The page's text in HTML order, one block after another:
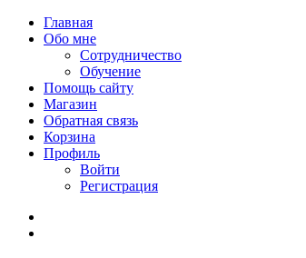
Главная
Обо мне
Сотрудничество
Обучение
Помощь сайту
Магазин
Обратная связь
Корзина
Профиль
Войти
Регистрация